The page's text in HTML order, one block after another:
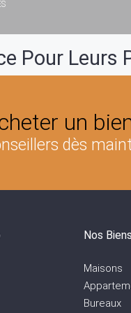
Pour Leurs
un
dès
Nos Biens
Maisons
Bureaux